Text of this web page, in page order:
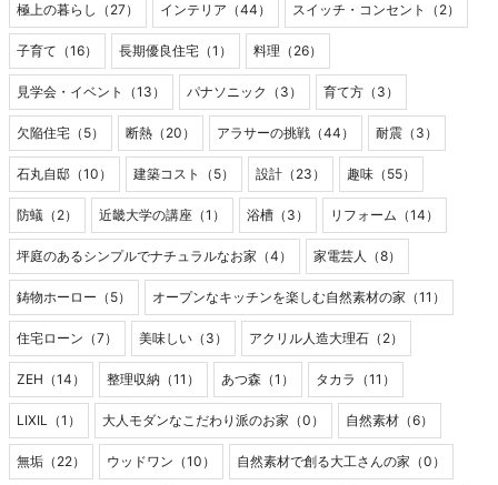
極上の暮らし（27） インテリア（44） スイッチ・コンセント（2）
子育て（16） 長期優良住宅（1） 料理（26）
見学会・イベント（13） パナソニック（3） 育て方（3）
欠陥住宅（5） 断熱（20） アラサーの挑戦（44） 耐震（3）
石丸自邸（10） 建築コスト（5） 設計（23） 趣味（55）
防蟻（2） 近畿大学の講座（1） 浴槽（3） リフォーム（14）
坪庭のあるシンプルでナチュラルなお家（4） 家電芸人（8）
鋳物ホーロー（5） オープンなキッチンを楽しむ自然素材の家（11）
住宅ローン（7） 美味しい（3） アクリル人造大理石（2）
ZEH（14） 整理収納（11） あつ森（1） タカラ（11）
LIXIL（1） 大人モダンなこだわり派のお家（0） 自然素材（6）
無垢（22） ウッドワン（10） 自然素材で創る大工さんの家（0）